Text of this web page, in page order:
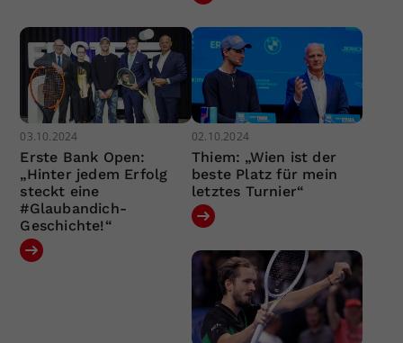
03.10.2024
Erste Bank Open:
„Hinter jedem Erfolg
steckt eine
#Glaubandich-
Geschichte!“
02.10.2024
Thiem: „Wien ist der
beste Platz für mein
letztes Turnier“